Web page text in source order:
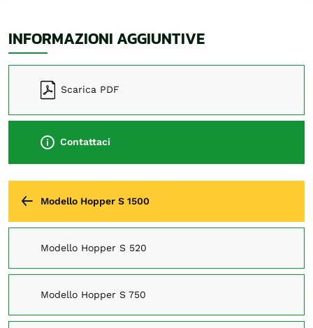
INFORMAZIONI AGGIUNTIVE
Scarica PDF
Contattaci
Modello Hopper S 1500
Modello Hopper S 520
Modello Hopper S 750